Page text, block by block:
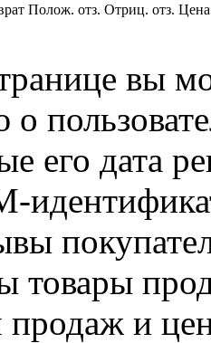
Полож. отз. Отриц. отз. Цена
вы
его дата
товары
продаж и